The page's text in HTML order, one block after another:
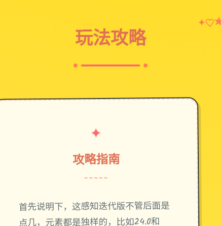
玩法攻略
✦♡
✦
攻略指南
~~~~~
首先说明下，这感知迭代版不管后面是